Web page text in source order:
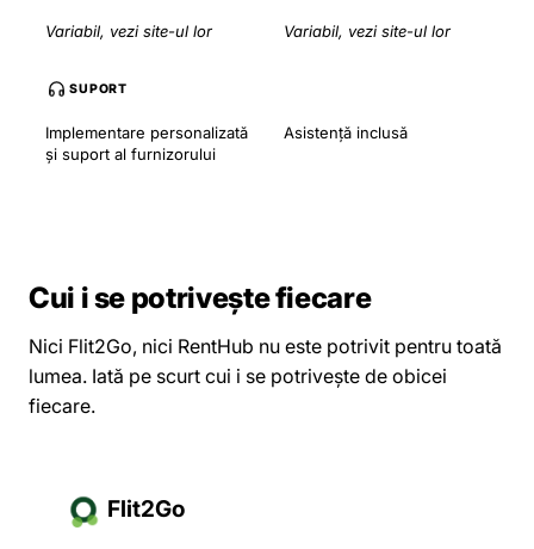
Variabil, vezi site-ul lor Variabil, vezi site-ul lor
SUPORT
Implementare personalizată
și suport al furnizorului
Asistență inclusă
Cui i se potrivește fiecare
Nici Flit2Go, nici RentHub nu este potrivit pentru toată
lumea. Iată pe scurt cui i se potrivește de obicei
fiecare.
Flit2Go